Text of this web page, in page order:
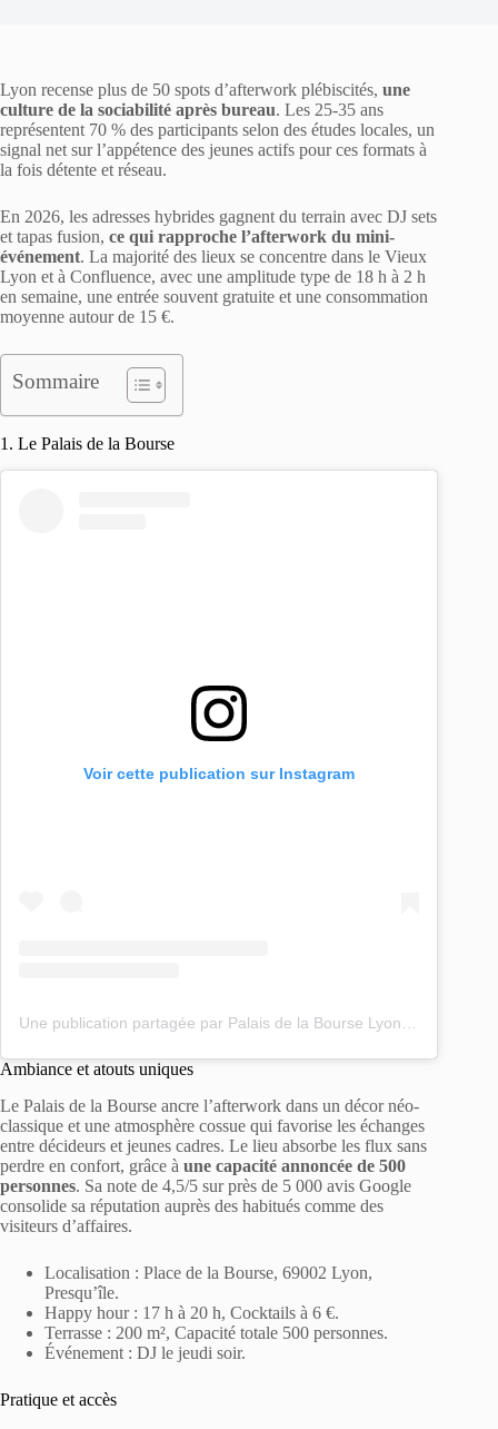
Lyon recense plus de 50 spots d’afterwork plébiscités, une
culture de la sociabilité après bureau. Les 25-35 ans
représentent 70 % des participants selon des études locales, un
signal net sur l’appétence des jeunes actifs pour ces formats à
la fois détente et réseau.
En 2026, les adresses hybrides gagnent du terrain avec DJ sets
et tapas fusion, ce qui rapproche l’afterwork du mini-
événement. La majorité des lieux se concentre dans le Vieux
Lyon et à Confluence, avec une amplitude type de 18 h à 2 h
en semaine, une entrée souvent gratuite et une consommation
moyenne autour de 15 €.
Sommaire
1. Le Palais de la Bourse
Voir cette publication sur Instagram
Une publication partagée par Palais de la Bourse Lyon (@palaisdelabourselyon)
Ambiance et atouts uniques
Le Palais de la Bourse ancre l’afterwork dans un décor néo-
classique et une atmosphère cossue qui favorise les échanges
entre décideurs et jeunes cadres. Le lieu absorbe les flux sans
perdre en confort, grâce à une capacité annoncée de 500
personnes. Sa note de 4,5/5 sur près de 5 000 avis Google
consolide sa réputation auprès des habitués comme des
visiteurs d’affaires.
Localisation : Place de la Bourse, 69002 Lyon,
Presqu’île.
Happy hour : 17 h à 20 h, Cocktails à 6 €.
Terrasse : 200 m², Capacité totale 500 personnes.
Événement : DJ le jeudi soir.
Pratique et accès